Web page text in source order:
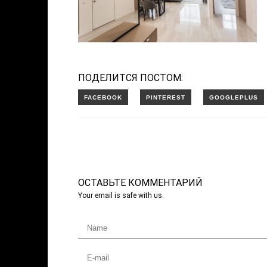
ПОДЕЛИТСЯ ПОСТОМ:
ОСТАВЬТЕ КОММЕНТАРИЙ
Your email is safe with us.